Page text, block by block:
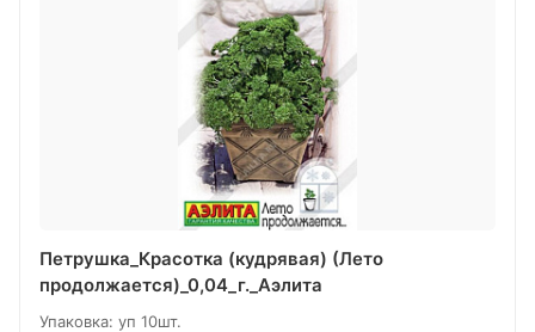
Петрушка_Красотка (кудрявая) (Лето
продолжается)_0,04_г._Аэлита
Упаковка: уп 10шт.